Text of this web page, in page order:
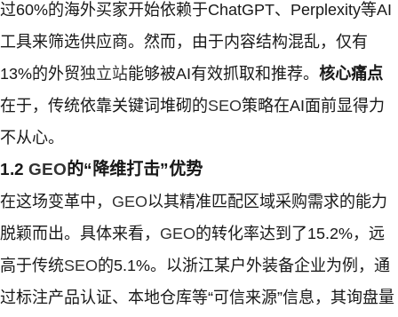
过60%的海外买家开始依赖于ChatGPT、Perplexity等AI
工具来筛选供应商。然而，由于内容结构混乱，仅有
13%的外贸独立站能够被AI有效抓取和推荐。 核心痛点
在于，传统依靠关键词堆砌的SEO策略在AI面前显得力
不从心。
1.2 GEO的“降维打击”优势
在这场变革中， GEO以其精准匹配区域采购需求的能力
脱颖而出。具体来看， GEO的转化率达到了15.2%，远
高于传统SEO的5.1%。以浙江某户外装备企业为例，通
过标注产品认证、本地仓库等“可信来源”信息，其询盘量